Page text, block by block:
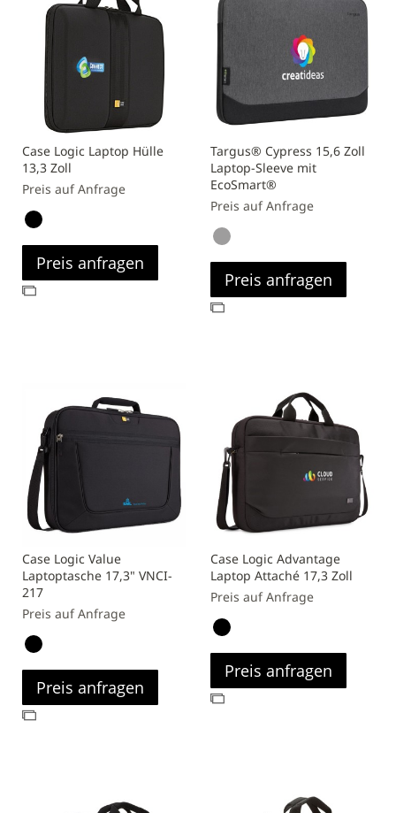
Case Logic Laptop Hülle
13,3 Zoll
Preis auf Anfrage
Preis anfragen
Zur
Targus® Cypress 15,6 Zoll
Laptop-Sleeve mit
EcoSmart®
Preis auf Anfrage
Preis anfragen
Zur
Case Logic Value
Laptoptasche 17,3" VNCI-
217
Preis auf Anfrage
Preis anfragen
Zur
Case Logic Advantage
Laptop Attaché 17,3 Zoll
Preis auf Anfrage
Preis anfragen
Zur